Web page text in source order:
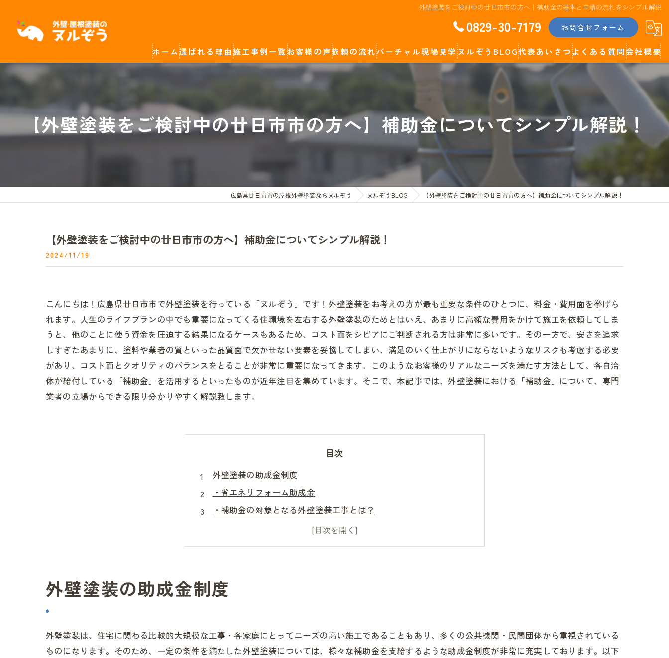
外壁塗装をご検討中の廿日市市の方へ｜補助金の基本と申請の流れをシンプル解説
0829-30-7179 お問合せフォーム
ホーム選ばれる理由施工事例一覧
廿日市市の屋根外壁塗装
岩国市の屋根外壁塗装
広島市の屋根外壁塗装
お客様の声依頼の流れバーチャル現場見学ヌルぞうBLOG代表あいさつ
代表コラム
よくある質問会社概要
【外壁塗装をご検討中の廿日市市の方へ】補助金についてシンプル解説！
広島県廿日市市の屋根外壁塗装ならヌルぞう ヌルぞうBLOG 【外壁塗装をご検討中の廿日市市の方へ】補助金についてシンプル解説！
【外壁塗装をご検討中の廿日市市の方へ】補助金についてシンプル解説！
2024/11/19
こんにちは！広島県廿日市市で外壁塗装を行っている「ヌルぞう」です！外壁塗装をお考えの方が最も重要な条件のひとつに、料金・費用面を挙げら
れます。人生のライフプランの中でも重要になってくる住環境を左右する外壁塗装のためとはいえ、あまりに高額な費用をかけて施工を依頼してしま
うと、他のことに使う資金を圧迫する結果になるケースもあるため、コスト面をシビアにご判断される方は非常に多いです。その一方で、安さを追求
しすぎたあまりに、塗料や業者の質といった品質面で欠かせない要素を妥協してしまい、満足のいく仕上がりにならないようなリスクも考慮する必要
があり、コスト面とクオリティのバランスをとることが非常に重要になってきます。このようなお客様のリアルなニーズを満たす方法として、各自治
体が給付している「補助金」を活用するといったものが近年注目を集めています。そこで、本記事では、外壁塗装における「補助金」について、専門
業者の立場からできる限り分かりやすく解説致します。
目次
外壁塗装の助成金制度
・省エネリフォーム助成金
・補助金の対象となる外壁塗装工事とは？
・広島県や廿日市市は外壁塗装に関する補助金や助成金はあるの？
まとめ
外壁塗装の助成金制度
外壁塗装は、住宅に関わる比較的大規模な工事・各家庭にとってニーズの高い施工であることもあり、多くの公共機関・民間団体から重視されている
ものになります。そのため、一定の条件を満たした外壁塗装については、様々な補助金を支給するような助成金制度が非常に充実しております。以下